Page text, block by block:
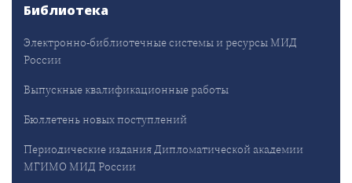
Библиотека
Электронно-библиотечные системы и ресурсы МИД
России
Выпускные квалификационные работы
Бюллетень новых поступлений
Периодические издания Дипломатической академии
МГИМО МИД России